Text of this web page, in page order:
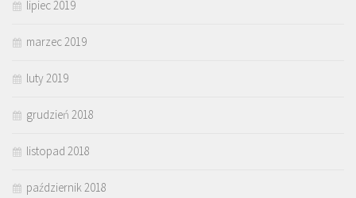
lipiec 2019
marzec 2019
luty 2019
grudzień 2018
listopad 2018
październik 2018